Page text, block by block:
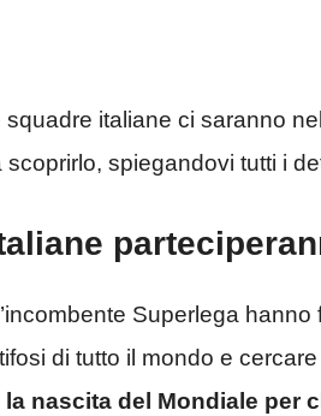
squadre italiane ci saranno
scoprirlo, spiegandovi tutti i
Superlega
di tutto il mondo e
nascita del Mondiale per